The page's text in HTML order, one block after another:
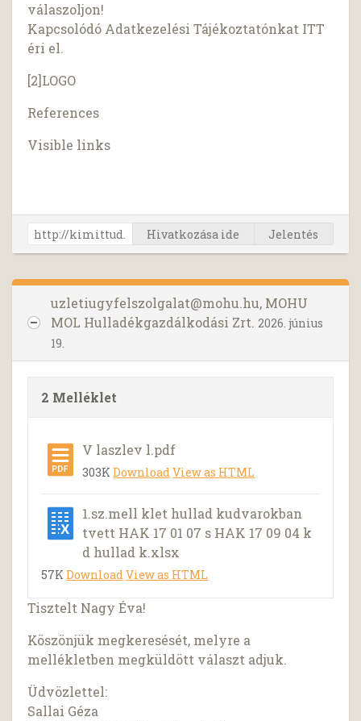
válaszoljon!
Kapcsolódó Adatkezelési Tájékoztatónkat ITT
éri el.
[2]LOGO
References
Visible links
Hivatkozása ide Jelentés
uzletiugyfelszolgalat@mohu.hu, MOHU
MOL Hulladékgazdálkodási Zrt. 2026. június
19.
2 Melléklet
V laszlev l.pdf
303KDownloadView as HTML
1.sz.mell klet hullad kudvarokban
tvett HAK 17 01 07 s HAK 17 09 04 k
d hullad k.xlsx
57KDownloadView as HTML
Tisztelt Nagy Éva!
Köszönjük megkeresését, melyre a
mellékletben megküldött választ adjuk.
Üdvözlettel:
Sallai Géza